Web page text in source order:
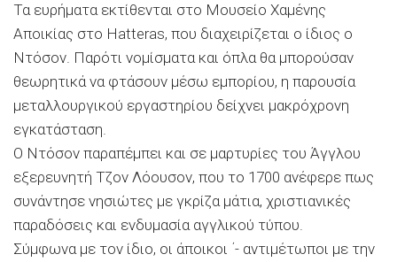
Τα ευρήματα εκτίθενται στο Μουσείο Χαμένης
Αποικίας στο Hatteras, που διαχειρίζεται ο ίδιος ο
Ντόσον. Παρότι νομίσματα και όπλα θα μπορούσαν
θεωρητικά να φτάσουν μέσω εμπορίου, η παρουσία
μεταλλουργικού εργαστηρίου δείχνει μακρόχρονη
εγκατάσταση.
Ο Ντόσον παραπέμπει και σε μαρτυρίες του Άγγλου
εξερευνητή Τζον Λόουσον, που το 1700 ανέφερε πως
συνάντησε νησιώτες με γκρίζα μάτια, χριστιανικές
παραδόσεις και ενδυμασία αγγλικού τύπου.
Σύμφωνα με τον ίδιο, οι άποικοι ΄- αντιμέτωποι με την